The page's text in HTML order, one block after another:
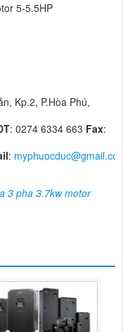
5-5.5HP
Kp.2, P.Hòa Phú,
: 0274 6334 663 Fax:
:
3 pha 3.7kw motor